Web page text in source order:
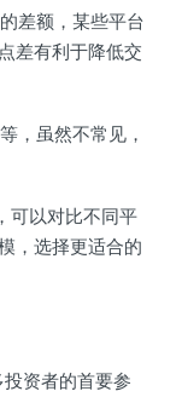
差额，某些平台
差有利于降低交
，虽然不常见，
可以对比不同平
，选择更适合的
资者的首要参